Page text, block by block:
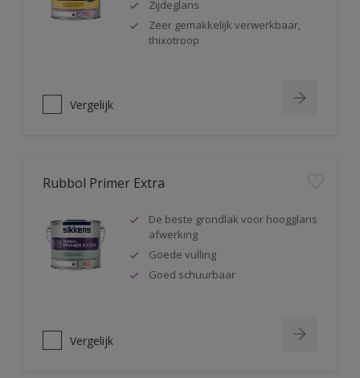
Zijdeglans
Zeer gemakkelijk verwerkbaar,
thixotroop
Vergelijk
Rubbol Primer Extra
De beste grondlak voor hoogglans
afwerking
Goede vulling
Goed schuurbaar
Vergelijk